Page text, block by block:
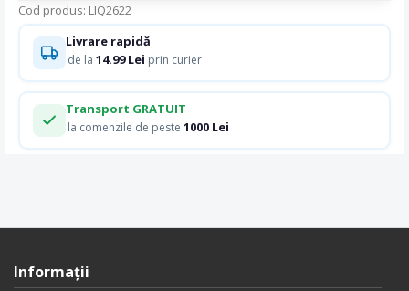
Cod produs: LIQ2622
Livrare rapidă
de la 14.99 Lei prin curier
Transport GRATUIT
la comenzile de peste 1000 Lei
Informaţii